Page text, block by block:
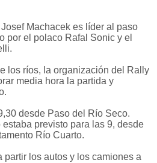
Machacek es líder al paso
por el polaco Rafal Sonic y el
los ríos, la organización del Rally
media hora la partida y
desde Paso del Río Seco.
estaba previsto para las 9, desde
Río Cuarto.
partir los autos y los camiones a